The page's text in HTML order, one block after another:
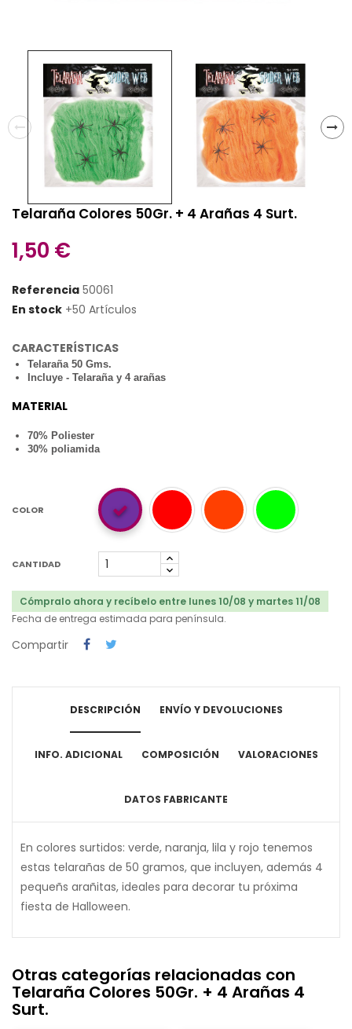
Telaraña Colores 50Gr. + 4 Arañas 4 Surt.
1,50 €
Referencia 50061
En stock +50 Artículos
CARACTERÍSTICAS
Telaraña 50 Gms.
Incluye - Telaraña y 4 arañas
MATERIAL
70% Poliester
30% poliamida
COLOR
CANTIDAD
Cómpralo ahora y recíbelo entre lunes 10/08 y martes 11/08
Fecha de entrega estimada para península.
Compartir
DESCRIPCIÓN ENVÍO Y DEVOLUCIONES
INFO. ADICIONAL COMPOSICIÓN VALORACIONES
DATOS FABRICANTE
En colores surtidos: verde, naranja, lila y rojo tenemos
estas telarañas de 50 gramos, que incluyen, además 4
pequeñs arañitas, ideales para decorar tu próxima
fiesta de Halloween.
Otras categorías relacionadas con
Telaraña Colores 50Gr. + 4 Arañas 4
Surt.